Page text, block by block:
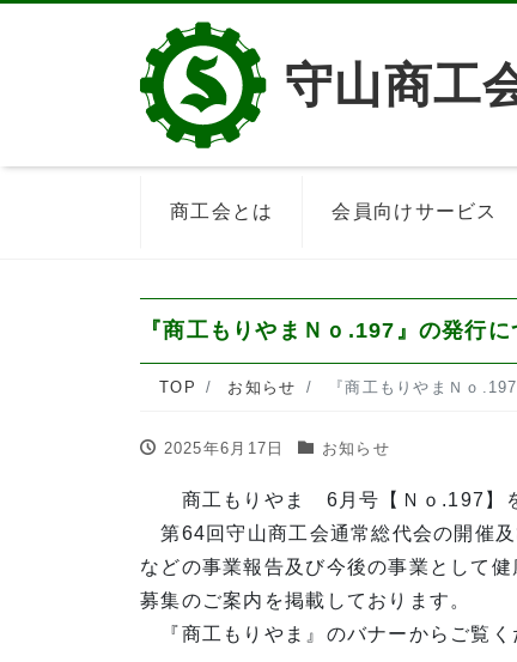
守山商工
商工会とは 会員向けサービス
『商工もりやまＮｏ.197』の発行に
TOP お知らせ 『商工もりやまＮｏ
2025年6月17日 お知らせ
商工もりやま 6月号【Ｎｏ.197】を
第64回守山商工会通常総代会の開催
などの事業報告及び今後の事業として
募集のご案内を掲載しております。
『商工もりやま』のバナーからご覧く